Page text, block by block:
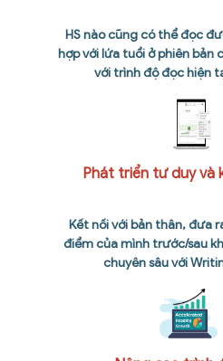
HS nào cũng có thể đọc
hợp với lứa tuổi ở phiên bản
với trình độ đọc hiện
Kết nối với bản thân, đưa
điểm của mình trước/sau
chuyên sâu với
Phát triển tư duy và